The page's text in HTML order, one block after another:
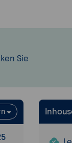
auslöst,
muss und
Risiken
Sie